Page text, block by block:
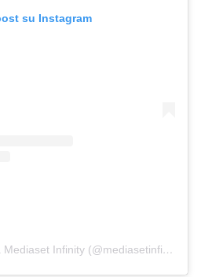
su Instagram
Un post condiviso da Mediaset Infinity (@mediasetinfinity)